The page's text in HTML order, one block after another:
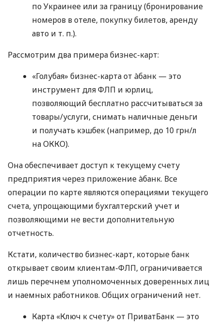
по Украинее или за границу (бронирование
номеров в отеле, покупку билетов, аренду
авто и т. п.).
Рассмотрим два примера бизнес-карт:
«Голубая» бизнес-карта от àбанк — это
инструмент для ФЛП и юрлиц,
позволяющий бесплатно рассчитываться за
товары/услуги, снимать наличные деньги
и получать кэшбек (например, до 10 грн/л
на ОККО).
Она обеспечивает доступ к текущему счету
предприятия через приложение àбанк. Все
операции по карте являются операциями текущего
счета, упрощающими бухгалтерский учет и
позволяющими не вести дополнительную
отчетность.
Кстати, количество бизнес-карт, которые банк
открывает своим клиентам-ФЛП, ограничивается
лишь перечнем уполномоченных доверенных лиц
и наемных работников. Общих ограничений нет.
Карта «Ключ к счету» от ПриватБанк — это